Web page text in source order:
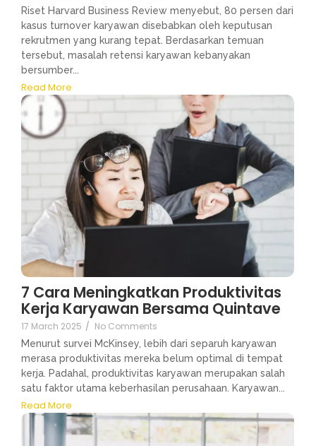
Riset Harvard Business Review menyebut, 80 persen dari
kasus turnover karyawan disebabkan oleh keputusan
rekrutmen yang kurang tepat. Berdasarkan temuan
tersebut, masalah retensi karyawan kebanyakan
bersumber...
Read More
7 Cara Meningkatkan Produktivitas
Kerja Karyawan Bersama Quintave
17 March 2025 / No Comments
Menurut survei McKinsey, lebih dari separuh karyawan
merasa produktivitas mereka belum optimal di tempat
kerja. Padahal, produktivitas karyawan merupakan salah
satu faktor utama keberhasilan perusahaan. Karyawan...
Read More